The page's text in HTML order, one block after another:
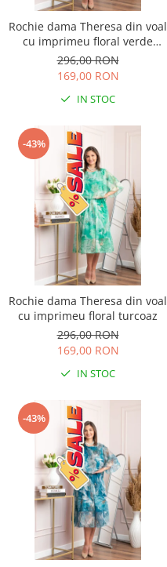
Rochie dama Theresa din voal
cu imprimeu floral verde
salvie
296,00 RON
169,00 RON
IN STOC
-43%
Rochie dama Theresa din voal
cu imprimeu floral turcoaz
296,00 RON
169,00 RON
IN STOC
-43%